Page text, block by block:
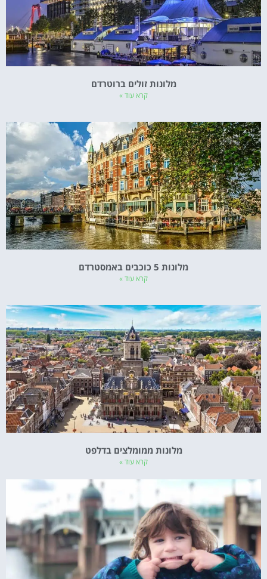
מלונות זולים ברוטרדם
קרא עוד »
מלונות 5 כוכבים באמסטרדם
קרא עוד »
מלונות ממומלצים בדלפט
קרא עוד »